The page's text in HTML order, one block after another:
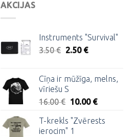
AKCIJAS
Instruments "Survival"
3.50€ Original
3.50 €.
2.50 €Current
2.50 €.
Cīņa ir mūžīga, melns,
vīriešu S
16.00€ Original
was:
16.00 €.
10.00 €Current
is:
T-krekls "Zvērests
ierocim" 1